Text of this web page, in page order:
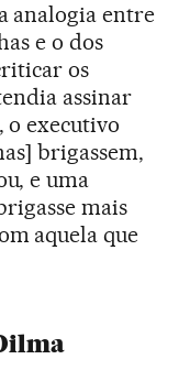
analogia entre
e o dos
os
assinar
o executivo
brigassem,
e uma
mais
aquela que